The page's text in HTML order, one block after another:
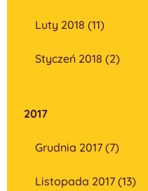
Luty 2018 (11)
Styczeń 2018 (2)
2017
Grudnia 2017 (7)
Listopada 2017 (13)